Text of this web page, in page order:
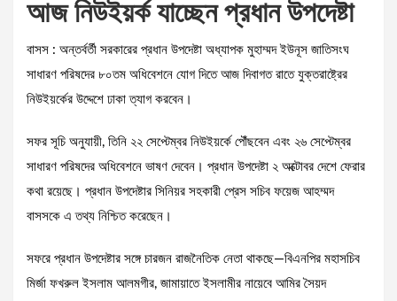
আজ নিউইয়র্ক যাচ্ছেন প্রধান উপদেষ্টা
বাসস : অন্তর্বর্তী সরকারের প্রধান উপদেষ্টা অধ্যাপক মুহাম্মদ ইউনূস জাতিসংঘ
সাধারণ পরিষদের ৮০তম অধিবেশনে যোগ দিতে আজ দিবাগত রাতে যুক্তরাষ্ট্রের
নিউইয়র্কের উদ্দেশে ঢাকা ত্যাগ করবেন।
সফর সূচি অনুযায়ী, তিনি ২২ সেপ্টেম্বর নিউইয়র্কে পৌঁছবেন এবং ২৬ সেপ্টেম্বর
সাধারণ পরিষদের অধিবেশনে ভাষণ দেবেন। প্রধান উপদেষ্টা ২ অক্টোবর দেশে ফেরার
কথা রয়েছে। প্রধান উপদেষ্টার সিনিয়র সহকারী প্রেস সচিব ফয়েজ আহম্মদ
বাসসকে এ তথ্য নিশ্চিত করেছেন।
সফরে প্রধান উপদেষ্টার সঙ্গে চারজন রাজনৈতিক নেতা থাকছে—বিএনপির মহাসচিব
মির্জা ফখরুল ইসলাম আলমগীর, জামায়াতে ইসলামীর নায়েবে আমির সৈয়দ